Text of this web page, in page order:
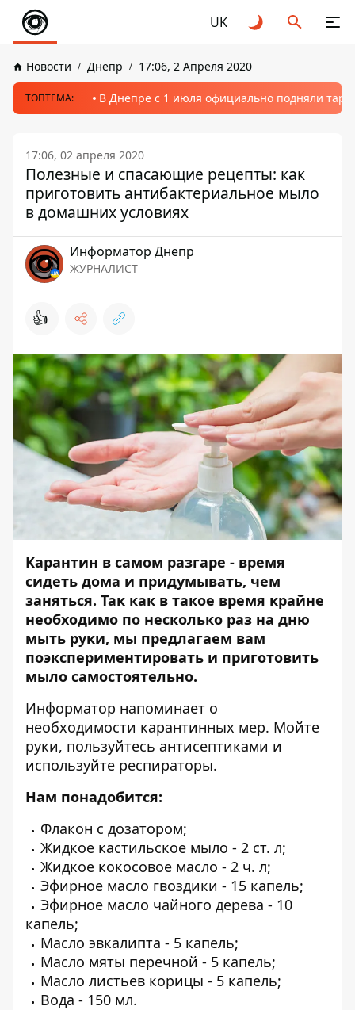
UK
Новости Днепр 17:06, 2 Апреля 2020
ТОПТЕМА: В Днепре с 1 июля официально подняли
17:06, 02 апреля 2020
Полезные и спасающие рецепты: как
приготовить антибактериальное мыло
в домашних условиях
Информатор Днепр
ЖУРНАЛИСТ
👍
Карантин в самом разгаре - время
сидеть дома и придумывать, чем
заняться. Так как в такое время крайне
необходимо по несколько раз на дню
мыть руки, мы предлагаем вам
поэкспериментировать и приготовить
мыло самостоятельно.
Информатор напоминает о
необходимости карантинных мер. Мойте
руки, пользуйтесь антисептиками и
используйте респираторы.
Нам понадобится:
Флакон с дозатором;
Жидкое кастильское мыло - 2 ст. л;
Жидкое кокосовое масло - 2 ч. л;
Эфирное масло гвоздики - 15 капель;
Эфирное масло чайного дерева - 10
капель;
Масло эвкалипта - 5 капель;
Масло мяты перечной - 5 капель;
Масло листьев корицы - 5 капель;
Вода - 150 мл.